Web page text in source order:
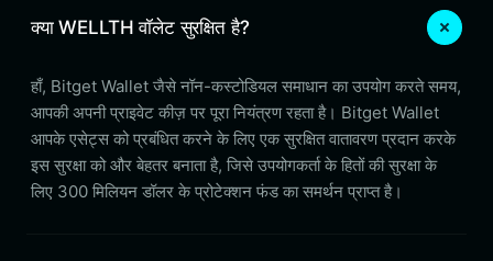
क्या WELLTH वॉलेट सुरक्षित है?
हाँ, Bitget Wallet जैसे नॉन-कस्टोडियल समाधान का उपयोग करते समय,
आपकी अपनी प्राइवेट कीज़ पर पूरा नियंत्रण रहता है। Bitget Wallet
आपके एसेट्स को प्रबंधित करने के लिए एक सुरक्षित वातावरण प्रदान करके
इस सुरक्षा को और बेहतर बनाता है, जिसे उपयोगकर्ता के हितों की सुरक्षा के
लिए 300 मिलियन डॉलर के प्रोटेक्शन फंड का समर्थन प्राप्त है।